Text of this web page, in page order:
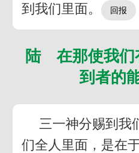
到我们里面。
陆 在那使我们
到者的
三一神分赐到我
们全人里面，是在